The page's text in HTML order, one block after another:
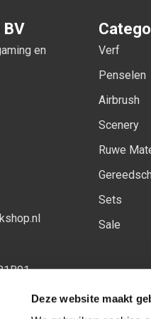
Deze website maakt
BV
en
Verf
Penselen
Airbrush
Scenery
Ruwe
Sets
Sale